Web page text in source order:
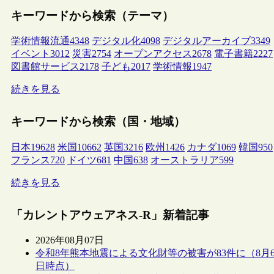
キーワードから検索（テーマ）
学術情報流通4348 デジタル化4098 デジタルアーカイブ3349
イベント 3012 災害2754 オープンアクセス2678 電子書籍2227
図書館サービス2178 子ども2017 学術情報1947
続きを見る
キーワードから検索（国・地域）
日本19628 米国 10662 英国3216 欧州 1426 カナダ1069 韓国950
フランス720 ドイツ681 中国638 オーストラリア599
続きを見る
「カレントアウェアネス-R」新着記事
2026年08月07日
令和8年熊本地震による文化財等の被害が83件に（8月
日時点）